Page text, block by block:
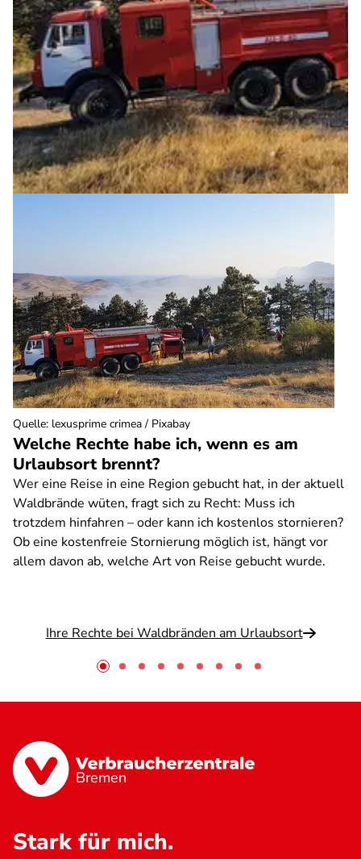
Welche Rechte habe ich, wenn es am
Urlaubsort brennt?
Wer eine Reise in eine Region gebucht hat, in der aktuell
Waldbrände wüten, fragt sich zu Recht: Muss ich
trotzdem hinfahren – oder kann ich kostenlos stornieren?
Ob eine kostenfreie Stornierung möglich ist, hängt vor
allem davon ab, welche Art von Reise gebucht wurde.
Ihre Rechte bei Waldbränden am Urlaubsort
Quelle: lexusprime crimea / Pixabay
Bremen
Stark für mich.